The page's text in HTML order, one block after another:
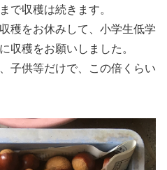
で収穫は続きます。
穫をお休みして、小学生低学
収穫をお願いしました。
子供等だけで、この倍くらい